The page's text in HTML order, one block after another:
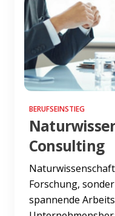
BERUFSEINSTIEG
Consulting
Forschung,
spannende